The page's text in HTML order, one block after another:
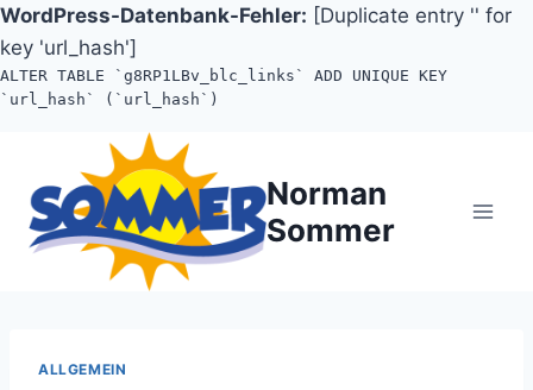
WordPress-Datenbank-Fehler: [Duplicate entry '' for
key 'url_hash']
ALTER TABLE `g8RP1LBv_blc_links` ADD UNIQUE KEY
`url_hash` (`url_hash`)
springen
Norman
Sommer
ALLGEMEIN